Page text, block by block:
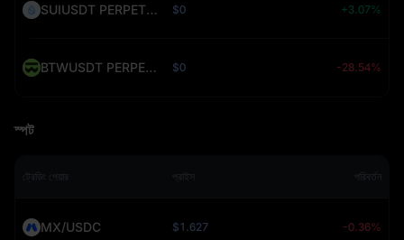
SUIUSDT PERPETUAL (SUI) $0 +3.07%
BTWUSDT PERPETUAL (BTW) $0 -28.54%
স্পট
ট্রেডিং পেয়ার প্রাইস
MX/USDC $1.627 -0.36%